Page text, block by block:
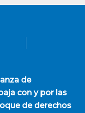
de
con y por las
de derechos